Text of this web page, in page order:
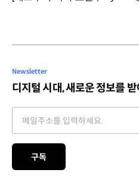
Newsletter
디지털 시대, 새로운 정보를
구독